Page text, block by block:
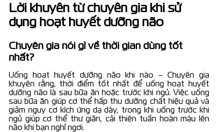
Lời khuyên từ chuyên gia khi sử
dụng hoạt huyết dưỡng não
Chuyên gia nói gì về thời gian dùng tốt
nhất?
Uống hoạt huyết dưỡng não khi nào – Chuyên gia
khuyên rằng, thời điểm tốt nhất để uống hoạt huyết
dưỡng não là sau bữa ăn hoặc trước khi ngủ. Việc uống
sau bữa ăn giúp cơ thể hấp thu dưỡng chất hiệu quả và
giảm nguy cơ kích ứng dạ dày, trong khi uống trước khi
ngủ giúp cơ thể thư giãn, cải thiện tuần hoàn máu lên
não khi bạn nghỉ ngơi.